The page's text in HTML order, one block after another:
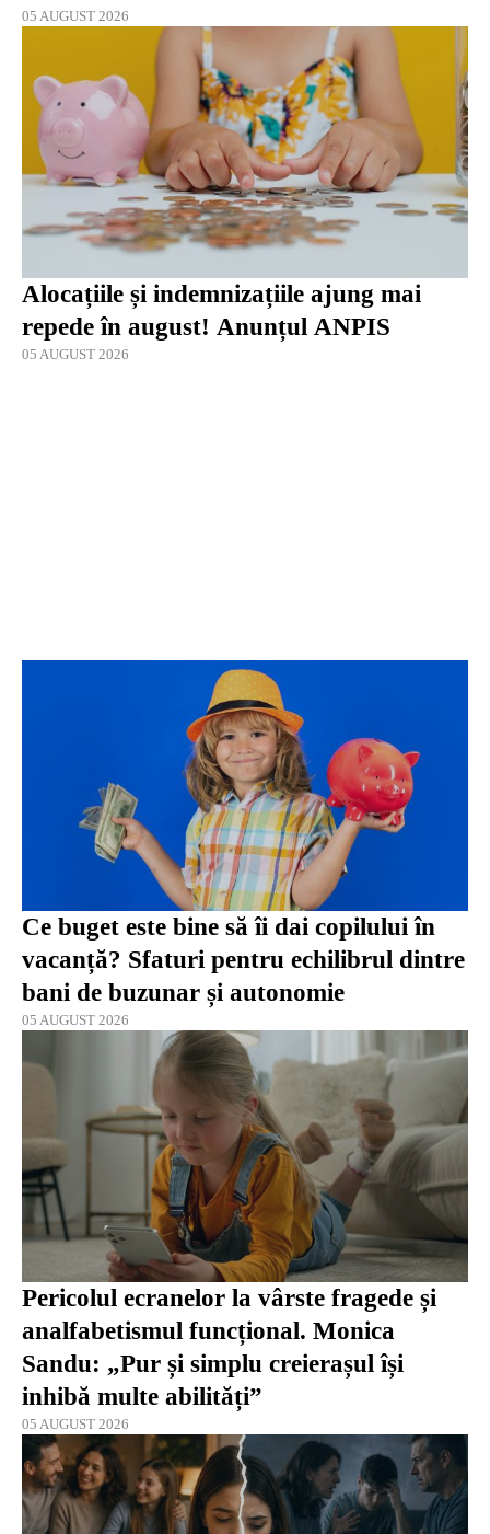
05 AUGUST 2026
Alocațiile și indemnizațiile ajung mai
repede în august! Anunțul ANPIS
05 AUGUST 2026
Ce buget este bine să îi dai copilului în
vacanță? Sfaturi pentru echilibrul dintre
bani de buzunar și autonomie
05 AUGUST 2026
Pericolul ecranelor la vârste fragede și
analfabetismul funcțional. Monica
Sandu: „Pur și simplu creierașul își
inhibă multe abilități”
05 AUGUST 2026